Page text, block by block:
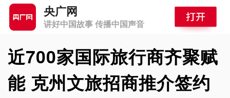
央广网
讲好中国故事 传播中国声音
近700家国际旅行商齐聚赋
能 克州文旅招商推介签约